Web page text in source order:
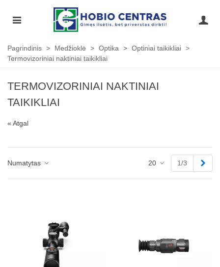
Pagrindinis > Medžioklė > Optika > Optiniai taikikliai >
Termovizoriniai naktiniai taikikliai
TERMOVIZORINIAI NAKTINIAI
TAIKIKLIAI
« Atgal
Numatytas 20 1/3